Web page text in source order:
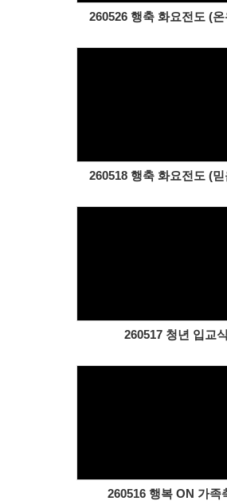
260526 행축 화요전도 (
260518 행축 화요전도 (
260517 청년 입교식
260516 행복 ON 가족